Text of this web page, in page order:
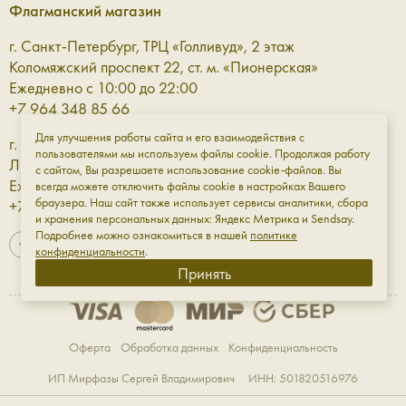
достаточно компактная модель из натуральной
и с удобными застёжками, чтобы ничего не потерять.
Купить такой бумажник из кожи можно на нашем
сайте — и он может стать приятным дополнением с
городскому или вечернему образу.
В Aprellshop мы верим, что кожаный бумажник для денег
— это не только про практичность, но и тактильные
ощущения. Такой бумажник-кошелёк дополняет образ,
помогает не растерять всё самое необходимое, остаться
спокойными и не переживать, что вы что-то забыли:
карточки можно спрятать в одно отделение, список
покупок — в другое, водительские права и памятный чек —
в третье.
Кожаный женский бумажник — индивидуальный
порядок, который выбираете вы.
Женский кожаный бумажник должен выбираться чутьём —
Флагманский магазин
г. Санкт-Петербург, ТРЦ «Голливуд», 2 этаж
Коломяжский проспект 22, ст. м. «Пионерская»
Ежедневно с 10:00 до 22:00
+7 964 348 85 66
г. Санкт-Петербург, ТРЦ «Галерея» 3 этаж
Лиговский проспект, 30а, ст. м. «Площадь Восстания»
Ежедневно с 10:00 до 23:00
+7 961 811-18-98
Оферта Обработка данных
Конфиденциальность
ИП Мирфазы Сергей Владимирович ИНН: 501820516976
Для улучшения работы сайта и его взаимодействия с
пользователями мы используем файлы cookie. Продолжая работу
с сайтом, Вы разрешаете использование cookie-файлов. Вы
всегда можете отключить файлы cookie в настройках Вашего
браузера. Наш сайт также использует сервисы аналитики, сбора
и хранения персональных данных: Яндекс Метрика и Sendsay.
Подробнее можно ознакомиться в нашей политике
конфиденциальности.
Принять